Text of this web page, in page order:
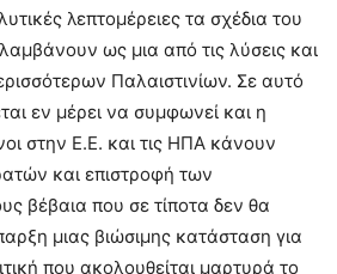
λεπτομέρειες τα σχέδια του
ως μια από τις λύσεις και
Παλαιστινίων. Σε αυτό
εν μέρει να συμφωνεί και η
στην Ε.Ε. και τις ΗΠΑ κάνουν
και επιστροφή των
βέβαια που σε τίποτα δεν θα
μιας βιώσιμης κατάσταση για
που ακολουθείται μαρτυρά το